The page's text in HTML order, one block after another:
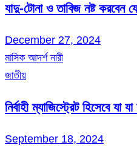
যাদু-টোনা ও তাবিজ নষ্ট করবেন
December 27, 2024
মাসিক আদর্শ নারী
জাতীয়
নির্বাহী ম্যাজিস্ট্রেট হিসেবে যা
September 18, 2024